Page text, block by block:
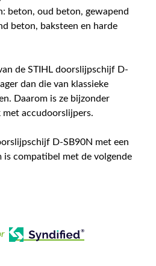
beton, oud beton, gewapend
beton, baksteen en harde
de STIHL doorslijpschijf D-
dan die van klassieke
Daarom is ze bijzonder
accudoorslijpers.
D-SB90N met een
is compatibel met de volgende